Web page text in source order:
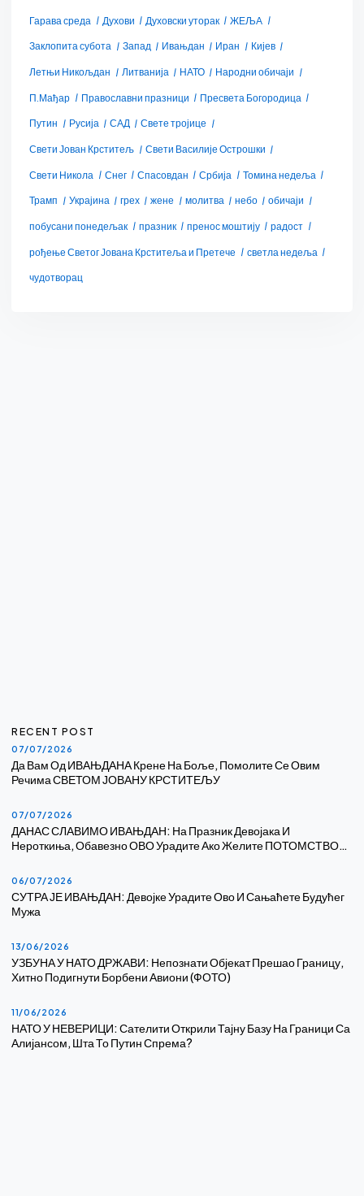
Гарава среда
Духови Духовски уторак
ЖЕЉА
Заклопита субота
Запад Ивањдан Иран
Кијев
Летњи Никољдан
Литванија НАТО
Народни обичаји
П.Мађар
Православни празници
Пресвета Богородица
Путин
Русија САД
Свете тројице
Свети Јован Крститељ
Свети Василије Острошки
Свети Никола
Снег Спасовдан Србија
Томина недеља
Трамп
Украјина грех жене молитва небо
обичаји
побусани понедељак
празник пренос моштију
радост
рођење Светог Јована Крститеља и Претече
светла недеља
чудотворац
RECENT POST
07/07/2026
Да Вам Од ИВАЊДАНА Крене На Боље, Помолите Се Овим
Речима СВЕТОМ ЈОВАНУ КРСТИТЕЉУ
07/07/2026
ДАНАС СЛАВИМО ИВАЊДАН: На Празник Девојака И
Нероткиња, Обавезно ОВО Урадите Ако Желите ПОТОМСТВО…
06/07/2026
СУТРА ЈЕ ИВАЊДАН: Девојке Урадите Ово И Сањаћете Будућег
Мужа
13/06/2026
УЗБУНА У НАТО ДРЖАВИ: Непознати Објекат Прешао Границу,
Хитно Подигнути Борбени Авиони (ФОТО)
11/06/2026
НАТО У НЕВЕРИЦИ: Сателити Открили Тајну Базу На Граници Са
Алијансом, Шта То Путин Спрема?